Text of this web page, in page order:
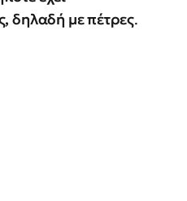
δηλαδή με πέτρες.